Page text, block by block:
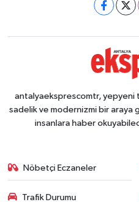
antalyaeksprescomtr, yepyeni
sadelik ve modernizmi bir araya
insanlara haber
Nöbetçi Eczaneler
Trafik Durumu